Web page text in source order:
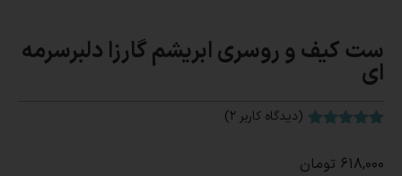
ست کیف و روسری ابریشم گارزا دلبرسرمه
ای
مشتری
(دیدگاه کاربر2
)
۶۱۸,۰۰۰ تومان